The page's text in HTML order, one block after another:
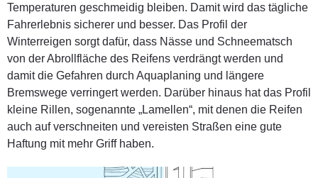
Temperaturen geschmeidig bleiben. Damit wird das tägliche
Fahrerlebnis sicherer und besser. Das Profil der
Winterreigen sorgt dafür, dass Nässe und Schneematsch
von der Abrollfläche des Reifens verdrängt werden und
damit die Gefahren durch Aquaplaning und längere
Bremswege verringert werden. Darüber hinaus hat das Profil
kleine Rillen, sogenannte „Lamellen“, mit denen die Reifen
auch auf verschneiten und vereisten Straßen eine gute
Haftung mit mehr Griff haben.